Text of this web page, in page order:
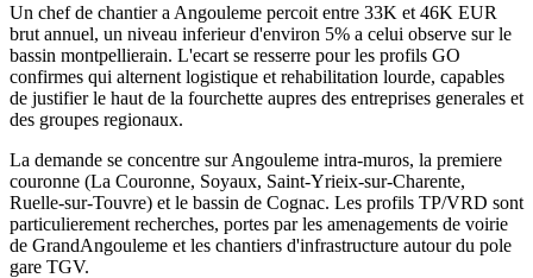
Un chef de chantier a Angouleme percoit entre 33K et 46K EUR
brut annuel, un niveau inferieur d'environ 5% a celui observe sur le
bassin montpellierain. L'ecart se resserre pour les profils GO
confirmes qui alternent logistique et rehabilitation lourde, capables
de justifier le haut de la fourchette aupres des entreprises generales et
des groupes regionaux.
La demande se concentre sur Angouleme intra-muros, la premiere
couronne (La Couronne, Soyaux, Saint-Yrieix-sur-Charente,
Ruelle-sur-Touvre) et le bassin de Cognac. Les profils TP/VRD sont
particulierement recherches, portes par les amenagements de voirie
de GrandAngouleme et les chantiers d'infrastructure autour du pole
gare TGV.